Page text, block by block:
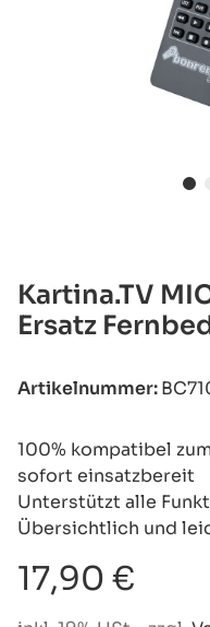
Kartina.TV
Ersatz
Artikelnummer:
100% kompatibel
sofort einsatzbereit
Unterstützt alle
Übersichtlich und
17,90 €